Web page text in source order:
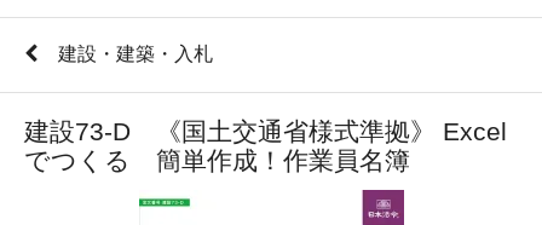
建設・建築・入札
建設73-D 《国土交通省様式準拠》 Excel
でつくる 簡単作成！作業員名簿